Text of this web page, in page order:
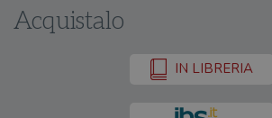
Acquistalo
IN LIBRERIA